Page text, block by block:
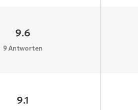
9.6
9 Antworten
9.1